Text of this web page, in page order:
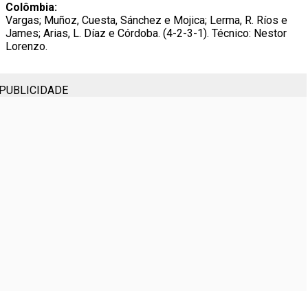
Colômbia:
Vargas; Muñoz, Cuesta, Sánchez e Mojica; Lerma, R. Ríos e
James; Arias, L. Díaz e Córdoba. (4-2-3-1). Técnico: Nestor
Lorenzo.